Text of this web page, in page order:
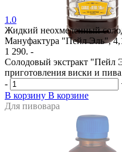
1.0
Жидкий неохмеленный
Мануфактура "Пейл Эль",
1 290. -
Солодовый экстракт "Пейл
приготовления виски и
-
В корзину В корзине
Для пивовара